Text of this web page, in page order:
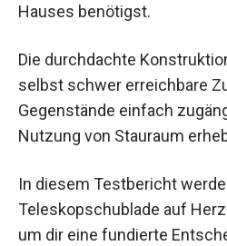
Hauses benötigst.
Die durchdachte
selbst schwer erreichbare
Gegenstände einfach
Nutzung von Stauraum
In diesem Testbericht
Teleskopschublade auf
um dir eine fundierte